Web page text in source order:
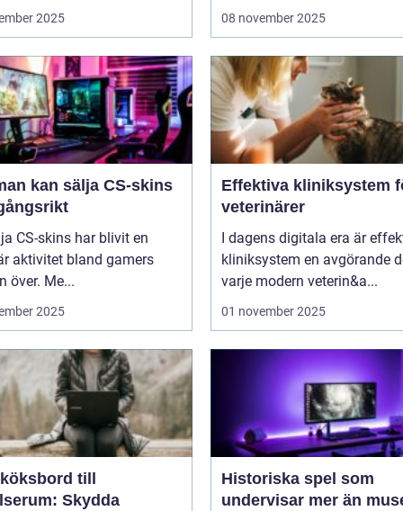
2025 08 november 2025
kan sälja CS-skins
CS-skins har blivit en
aktivitet bland gamers
över. Me...
2025
Effektiva kliniksystem
veterinärer
I dagens digitala era är
kliniksystem en avgörande
varje modern veterin&a...
01 november 2025
till
Skydda
Historiska spel som
undervisar mer än